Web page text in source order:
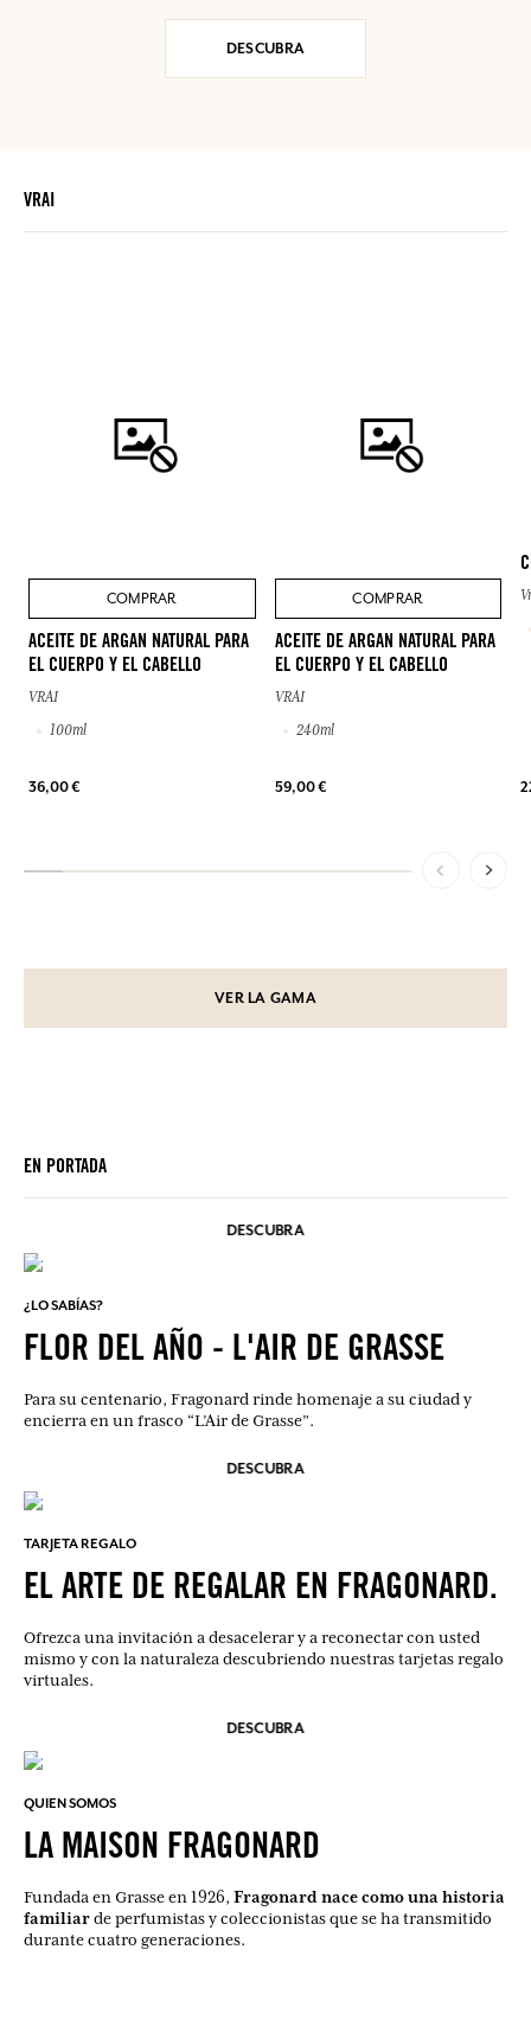
DESCUBRA
VRAI
COMPRAR
ACEITE DE ARGAN NATURAL PARA
EL CUERPO Y EL CABELLO
VRAI
100ml
36,00 €
COMPRAR
ACEITE DE ARGAN NATURAL PARA
EL CUERPO Y EL CABELLO
VRAI
240ml
59,00 €
VER LA GAMA
EN PORTADA
DESCUBRA
¿LO SABÍAS?
FLOR DEL AÑO - L'AIR DE GRASSE
Para su centenario, Fragonard rinde homenaje a su ciudad y
encierra en un frasco “L’Air de Grasse”.
DESCUBRA
TARJETA REGALO
EL ARTE DE REGALAR EN FRAGONARD.
Ofrezca una invitación a desacelerar y a reconectar con usted
mismo y con la naturaleza descubriendo nuestras tarjetas regalo
virtuales.
DESCUBRA
QUIEN SOMOS
LA MAISON FRAGONARD
Fundada en Grasse en 1926, Fragonard nace como una historia
familiarde perfumistas y coleccionistas que se ha transmitido
durante cuatro generaciones.